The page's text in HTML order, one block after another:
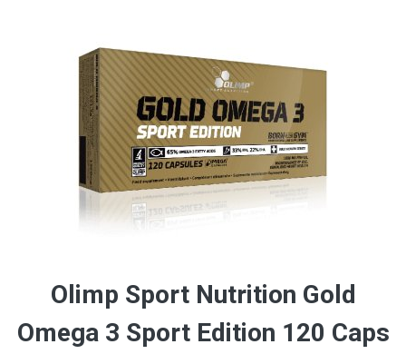
Olimp Sport Nutrition Gold
Omega 3 Sport Edition 120 Caps